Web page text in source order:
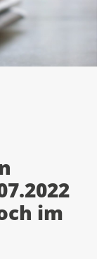
im